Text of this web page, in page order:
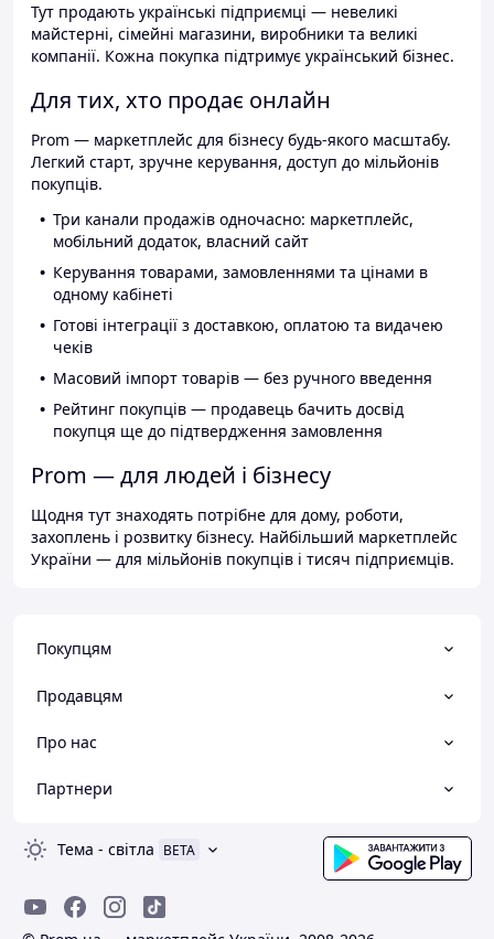
Тут продають українські підприємці — невеликі
майстерні, сімейні магазини, виробники та великі
компанії. Кожна покупка підтримує український бізнес.
Для тих, хто продає онлайн
Prom — маркетплейс для бізнесу будь-якого масштабу.
Легкий старт, зручне керування, доступ до мільйонів
покупців.
Три канали продажів одночасно: маркетплейс,
мобільний додаток, власний сайт
Керування товарами, замовленнями та цінами в
одному кабінеті
Готові інтеграції з доставкою, оплатою та видачею
чеків
Масовий імпорт товарів — без ручного введення
Рейтинг покупців — продавець бачить досвід
покупця ще до підтвердження замовлення
Prom — для людей і бізнесу
Щодня тут знаходять потрібне для дому, роботи,
захоплень і розвитку бізнесу. Найбільший маркетплейс
України — для мільйонів покупців і тисяч підприємців.
Покупцям
Продавцям
Про нас
Партнери
Тема - світла BETA